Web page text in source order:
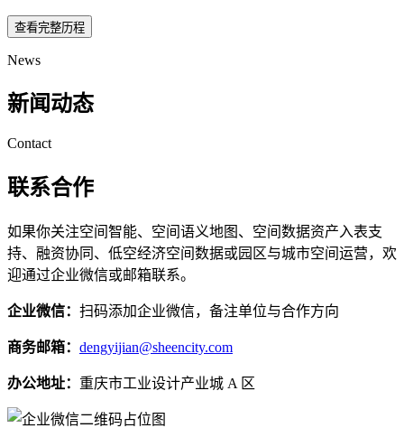
查看完整历程
News
新闻动态
Contact
联系合作
如果你关注空间智能、空间语义地图、空间数据资产入表支
持、融资协同、低空经济空间数据或园区与城市空间运营，欢
迎通过企业微信或邮箱联系。
企业微信： 扫码添加企业微信，备注单位与合作方向
商务邮箱： dengyijian@sheencity.com
办公地址： 重庆市工业设计产业城 A 区